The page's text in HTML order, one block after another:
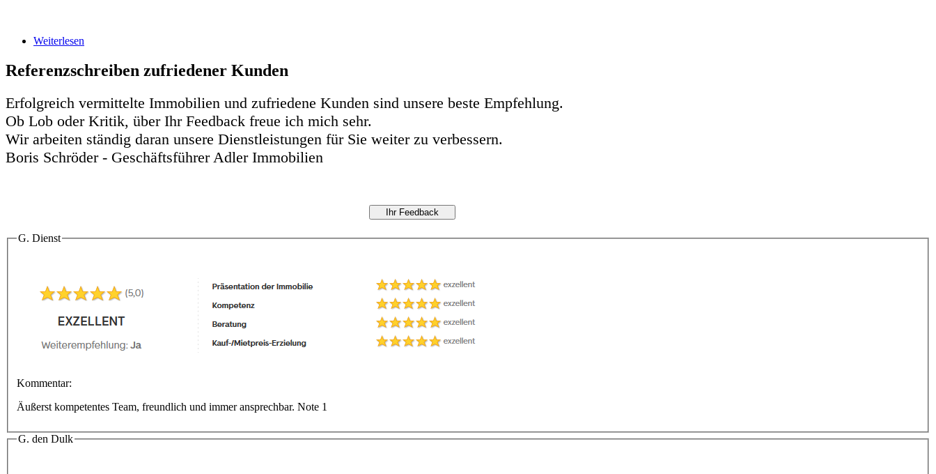
Weiterlesen
Referenzschreiben zufriedener Kunden
Erfolgreich vermittelte Immobilien und zufriedene Kunden sind unsere beste Empfehlung.
Ob Lob oder Kritik, über Ihr Feedback freue ich mich sehr.
Wir arbeiten ständig daran unsere Dienstleistungen für Sie weiter zu verbessern.
Boris Schröder - Geschäftsführer Adler Immobilien
G. Dienst
Kommentar:
Äußerst kompetentes Team, freundlich und immer ansprechbar. Note 1
G. den Dulk